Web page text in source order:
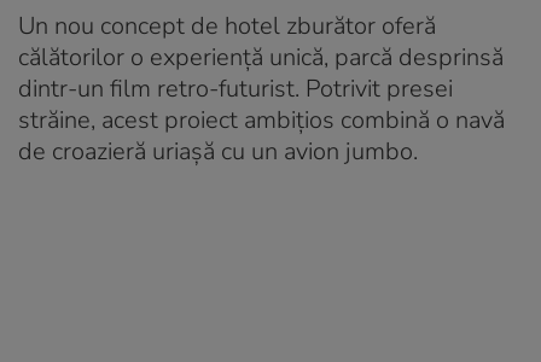
Un nou concept de hotel zburător oferă
călătorilor o experiență unică, parcă desprinsă
dintr-un film retro-futurist. Potrivit presei
străine, acest proiect ambițios combină o navă
de croazieră uriașă cu un avion jumbo.